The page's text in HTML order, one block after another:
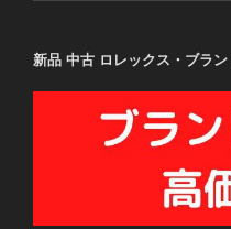
新品 中古 ロレックス・ブラ